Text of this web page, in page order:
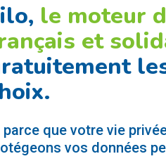
le moteur
et
parce que votre vie
vos données